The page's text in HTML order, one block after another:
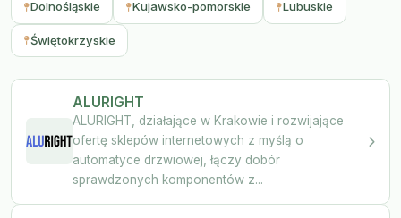
Dolnośląskie Kujawsko-pomorskie Lubuskie
Świętokrzyskie
ALURIGHT
ALURIGHT, działające w Krakowie i rozwijające
ofertę sklepów internetowych z myślą o
automatyce drzwiowej, łączy dobór
sprawdzonych komponentów z...